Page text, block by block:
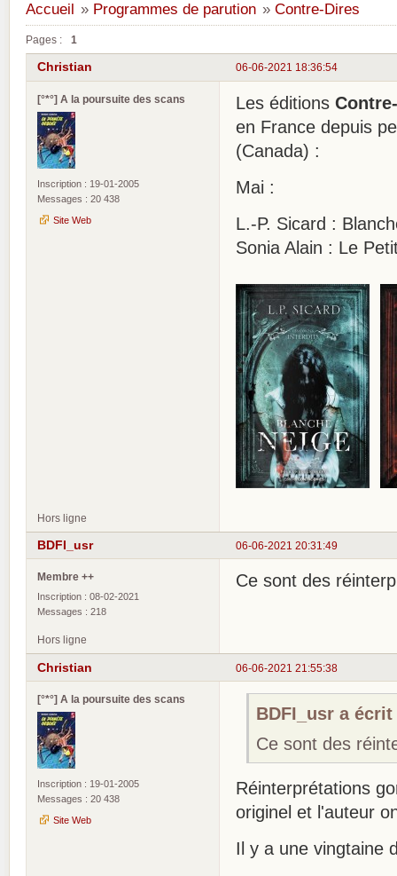
Accueil » Programmes de parution » Contre-Dires
Pages : 1
06-06-2021 18:36:54
Christian
[°*°] A la poursuite des scans
Inscription : 19-01-2005
Messages : 20 438
Site Web
Les éditions
en France depuis
(Canada) :
Mai :
L.-P. Sicard :
Sonia Alain : Le
Hors ligne
06-06-2021 20:31:49
BDFI_usr
Membre ++
Inscription : 08-02-2021
Messages : 218
Ce sont des
Hors ligne
06-06-2021 21:55:38
Christian
[°*°] A la poursuite des scans
Inscription : 19-01-2005
Messages : 20 438
Site Web
BDFI_usr a
Ce sont des
Réinterprétations
originel et l'auteur
Il y a une vingtaine